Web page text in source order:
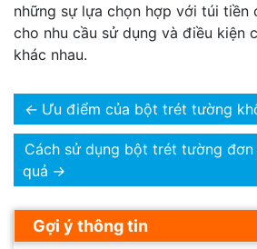
những sự lựa chọn hợp với túi tiền
cho nhu cầu sử dụng và điều kiện
khác nhau.
← Ưu điểm của bột trét tường
Cách sử dụng bột trét tường đơn
quả →
Gợi ý thông tin